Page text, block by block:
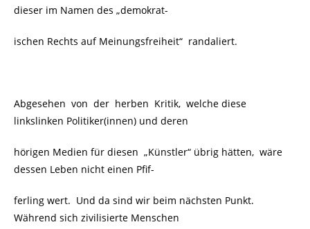
dieser im Namen des „demokrat-
ischen Rechts auf Meinungsfreiheit“ randaliert.
Abgesehen von der herben Kritik, welche diese
linkslinken Politiker(innen) und deren
hörigen Medien für diesen „Künstler“ übrig hätten, wäre
dessen Leben nicht einen Pfif-
ferling wert. Und da sind wir beim nächsten Punkt.
Während sich zivilisierte Menschen